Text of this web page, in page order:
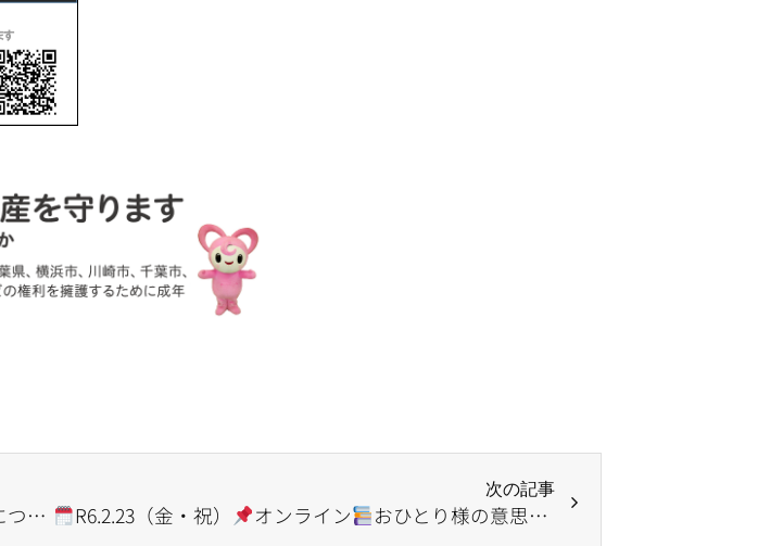
して～
次の記事
R6.2.23（金・祝） オンライン おひとり様の意思決定支援